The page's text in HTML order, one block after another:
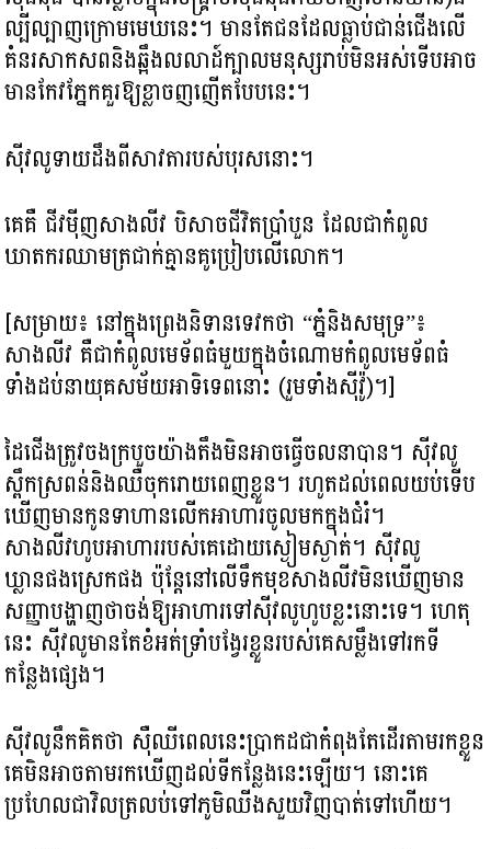
ល្បីល្បាញក្រោមមេឃនេះ។ មានតែជនដែលធ្លាប់ជាន់ជើងលើ
គំនរសាកសពនិងឆ្អឹងលលាដ៍ក្បាលមនុស្សរាប់មិនអស់ទើបអាច
មានកែវភ្នែកគួរឱ្យខ្លាចញញើតបែបនេះ។
ស៊ីវលូទាយដឹងពីសាវតារបស់បុរសនោះ។
គេគឺ ជីវម៉ីញសាងលីវ បិសាចជីវិតប្រាំបួន ដែលជាកំពូល
ឃាតករឈាមត្រជាក់គ្មានគូប្រៀបលើលោក។
[សម្រាយ៖ នៅក្នុងព្រេងនិទានទេវកថា “ភ្នំនិងសមុទ្រ”៖
សាងលីវ គឺជាកំពូលមេទ័ពធំមួយក្នុងចំណោមកំពូលមេទ័ពធំ
ទាំងដប់នាយុគសម័យអាទិទេពនោះ (រួមទាំងស៊ីវ៉ូ)។]
ដៃជើងត្រូវចងក្របួចយ៉ាងតឹងមិនអាចធ្វើចលនាបាន។ ស៊ីវលូ
ស្ពឹកស្រពន់និងឈឺចុករោយពេញខ្លួន។ រហូតដល់ពេលយប់ទើប
ឃើញមានកូនទាហានលើកអាហារចូលមកក្នុងជំរំ។
សាងលីវហូបអាហាររបស់គេដោយស្ងៀមស្ងាត់។ ស៊ីវលូ
ឃ្លានផងស្រេកផង ប៉ុន្តែនៅលើទឹកមុខសាងលីវមិនឃើញមាន
សញ្ញាបង្ហាញថាចង់ឱ្យអាហារទៅស៊ីវលូហូបខ្លះនោះទេ។ ហេតុ
នេះ ស៊ីវលូមានតែខំអត់ទ្រាំបង្វែរខ្លួនរបស់គេសម្លឹងទៅរកទី
កន្លែងផ្សេង។
ស៊ីវលូនឹកគិតថា ស៊ឺឈីពេលនេះប្រាកដជាកំពុងតែដើរតាមរកខ្លួន
គេមិនអាចតាមរកឃើញដល់ទីកន្លែងនេះឡើយ។ នោះគេ
ប្រហែលជាវិលត្រលប់ទៅភូមិឈីងសួយវិញបាត់ទៅហើយ។